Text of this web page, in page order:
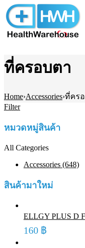
ที่ครอบตา
Home›Accessories›ที่คร
Filter
หมวดหมู่สินค้า
All Categories
Accessories (648)
สินค้ามาใหม่
ELLGY PLUS D
160 ฿